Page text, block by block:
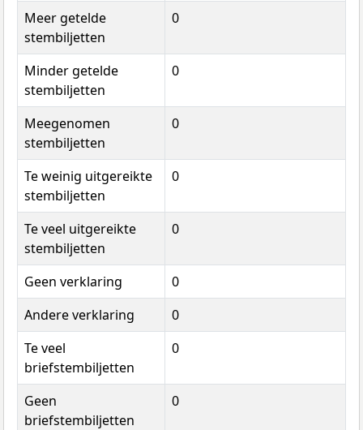
Meer getelde
stembiljetten
0
Minder getelde
stembiljetten
0
Meegenomen
stembiljetten
0
Te weinig uitgereikte
stembiljetten
0
Te veel uitgereikte
stembiljetten
0
Geen verklaring
0
Andere verklaring
0
Te veel
briefstembiljetten
0
Geen
briefstembiljetten
0